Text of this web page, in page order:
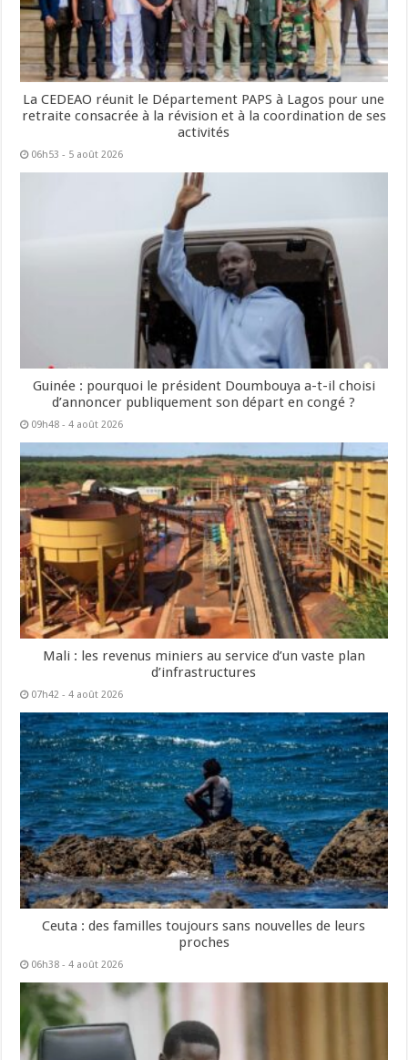
La CEDEAO réunit le Département PAPS à Lagos pour une
retraite consacrée à la révision et à la coordination de ses
activités
06h53 - 5 août 2026
Guinée : pourquoi le président Doumbouya a-t-il choisi
d’annoncer publiquement son départ en congé ?
09h48 - 4 août 2026
Mali : les revenus miniers au service d’un vaste plan
d’infrastructures
07h42 - 4 août 2026
Ceuta : des familles toujours sans nouvelles de leurs
proches
06h38 - 4 août 2026